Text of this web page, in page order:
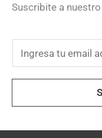
Suscribite a
m